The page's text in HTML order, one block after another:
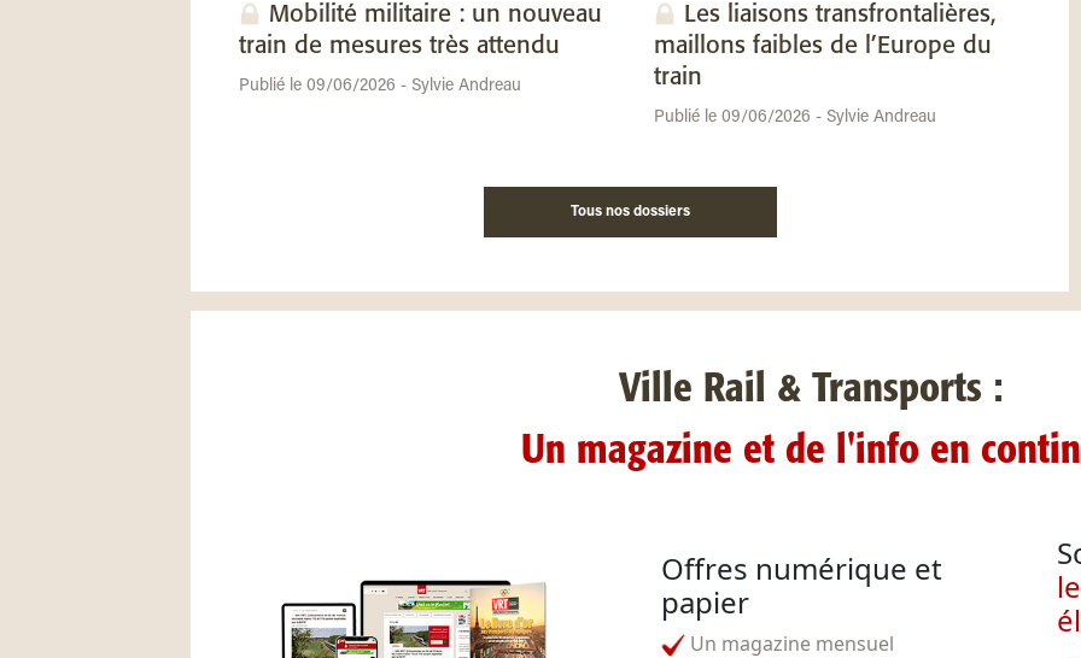
Mobilité militaire : un nouveau
train de mesures très attendu
Publié le 09/06/2026 - Sylvie Andreau
Les liaisons transfrontalières,
maillons faibles de l’Europe du
train
Publié le 09/06/2026 - Sylvie Andreau
Tous nos dossiers
Ville Rail & Transports :
Un magazine et de l'info en
Offres numérique et
papier
Un magazine mensuel